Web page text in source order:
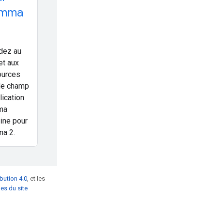
au
aux
champ
pour
2.
4.0, et les
du site